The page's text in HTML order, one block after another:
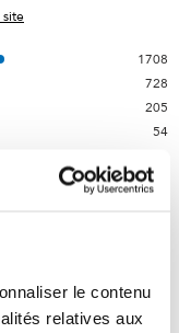
le contenu
relatives aux
site
1708
728
205
54